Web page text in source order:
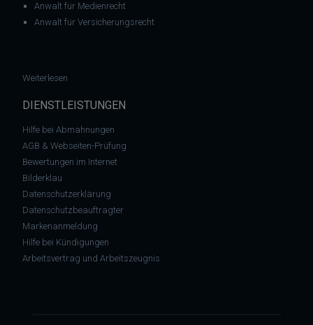
Anwalt für Medienrecht
Anwalt für Versicherungsrecht
Weiterlesen
DIENSTLEISTUNGEN
Hilfe bei Abmahnungen
AGB & Webseiten-Prüfung
Bewertungen im Internet
Bilderklau
Datenschutzerklärung
Datenschutzbeauftragter
Markenanmeldung
Hilfe bei Kündigungen
Arbeitsvertrag und Arbeitszeugnis